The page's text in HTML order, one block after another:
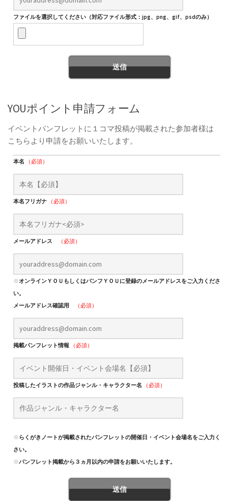
ファイルを選択してください（対応ファイル形式：jpg、png、gif、psdのみ）
YOUポイント申請フォーム
イベントパンフレットに１コマ投稿が掲載された参加者様は
こちらより申請をお願いいたします。
本名 （必須）
本名フリガナ （必須）
メールアドレス （必須）
※オンラインＹＯＵもしくはパンフＹＯＵに登録のメールアドレスをご入力くださ
い。
メールアドレス確認用
（必須）
掲載パンフレット情報 （必須）
投稿したイラストの作品ジャンル・キャラクター名 （必須）
※ らくがきノートが掲載されたパンフレットの開催日・イベント会場名をご入力くだ
さい。
※パンフレット掲載から３ヵ月以内の申請をお願いいたします。